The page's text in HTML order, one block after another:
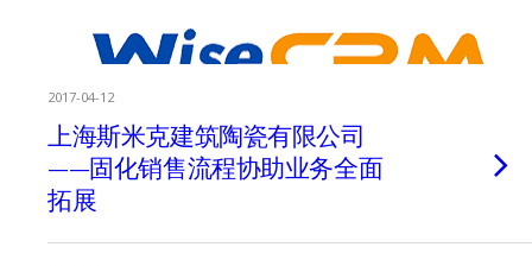
2017-04-12
上海斯米克建筑陶瓷有限公司
——固化销售流程协助业务全面
拓展